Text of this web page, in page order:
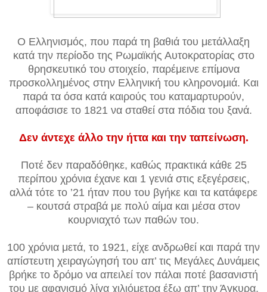
Ο Ελληνισμός, που παρά τη βαθιά του μετάλλαξη
κατά την περίοδο της Ρωμαϊκής Αυτοκρατορίας στο
θρησκευτικό του στοιχείο, παρέμεινε επίμονα
προσκολλημένος στην Ελληνική του κληρονομιά. Και
παρά τα όσα κατά καιρούς του καταμαρτυρούν,
αποφάσισε το 1821 να σταθεί στα πόδια του ξανά.
Δεν άντεχε άλλο την ήττα και την ταπείνωση.
Ποτέ δεν παραδόθηκε, καθώς πρακτικά κάθε 25
περίπου χρόνια έχανε και 1 γενιά στις εξεγέρσεις,
αλλά τότε το ’21 ήταν που του βγήκε και τα κατάφερε
– κουτσά στραβά με πολύ αίμα και μέσα στον
κουρνιαχτό των παθών του.
100 χρόνια μετά, το 1921, είχε ανδρωθεί και παρά την
απίστευτη χειραγώγησή του απ’ τις Μεγάλες Δυνάμεις
βρήκε το δρόμο να απειλεί τον πάλαι ποτέ βασανιστή
του με αφανισμό λίγα χιλιόμετρα έξω απ’ την Άγκυρα.